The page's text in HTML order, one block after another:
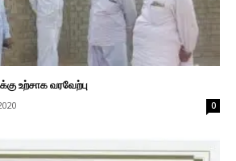
உற்சாக வரவேற்பு
0